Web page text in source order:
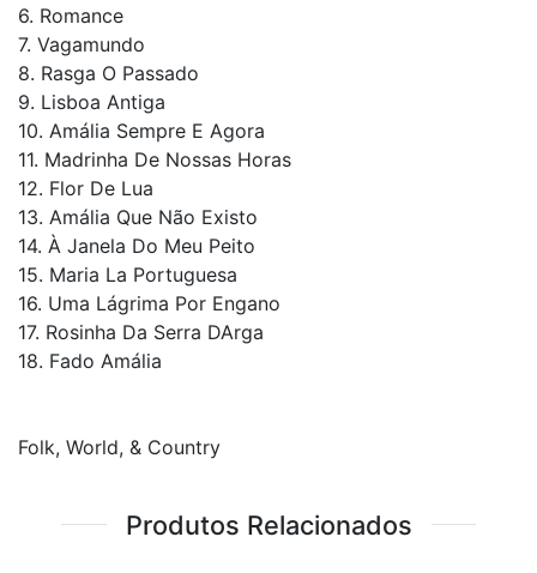
6. Romance
7. Vagamundo
8. Rasga O Passado
9. Lisboa Antiga
10. Amália Sempre E Agora
11. Madrinha De Nossas Horas
12. Flor De Lua
13. Amália Que Não Existo
14. À Janela Do Meu Peito
15. Maria La Portuguesa
16. Uma Lágrima Por Engano
17. Rosinha Da Serra DArga
18. Fado Amália
Folk, World, & Country
Produtos Relacionados